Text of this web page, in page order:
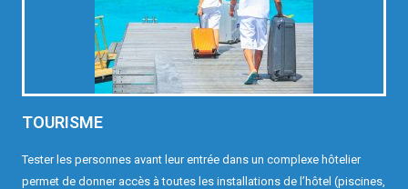
TOURISME
Tester les personnes avant leur entrée dans un complexe hôtelier
permet de donner accès à toutes les installations de l’hôtel (piscines,